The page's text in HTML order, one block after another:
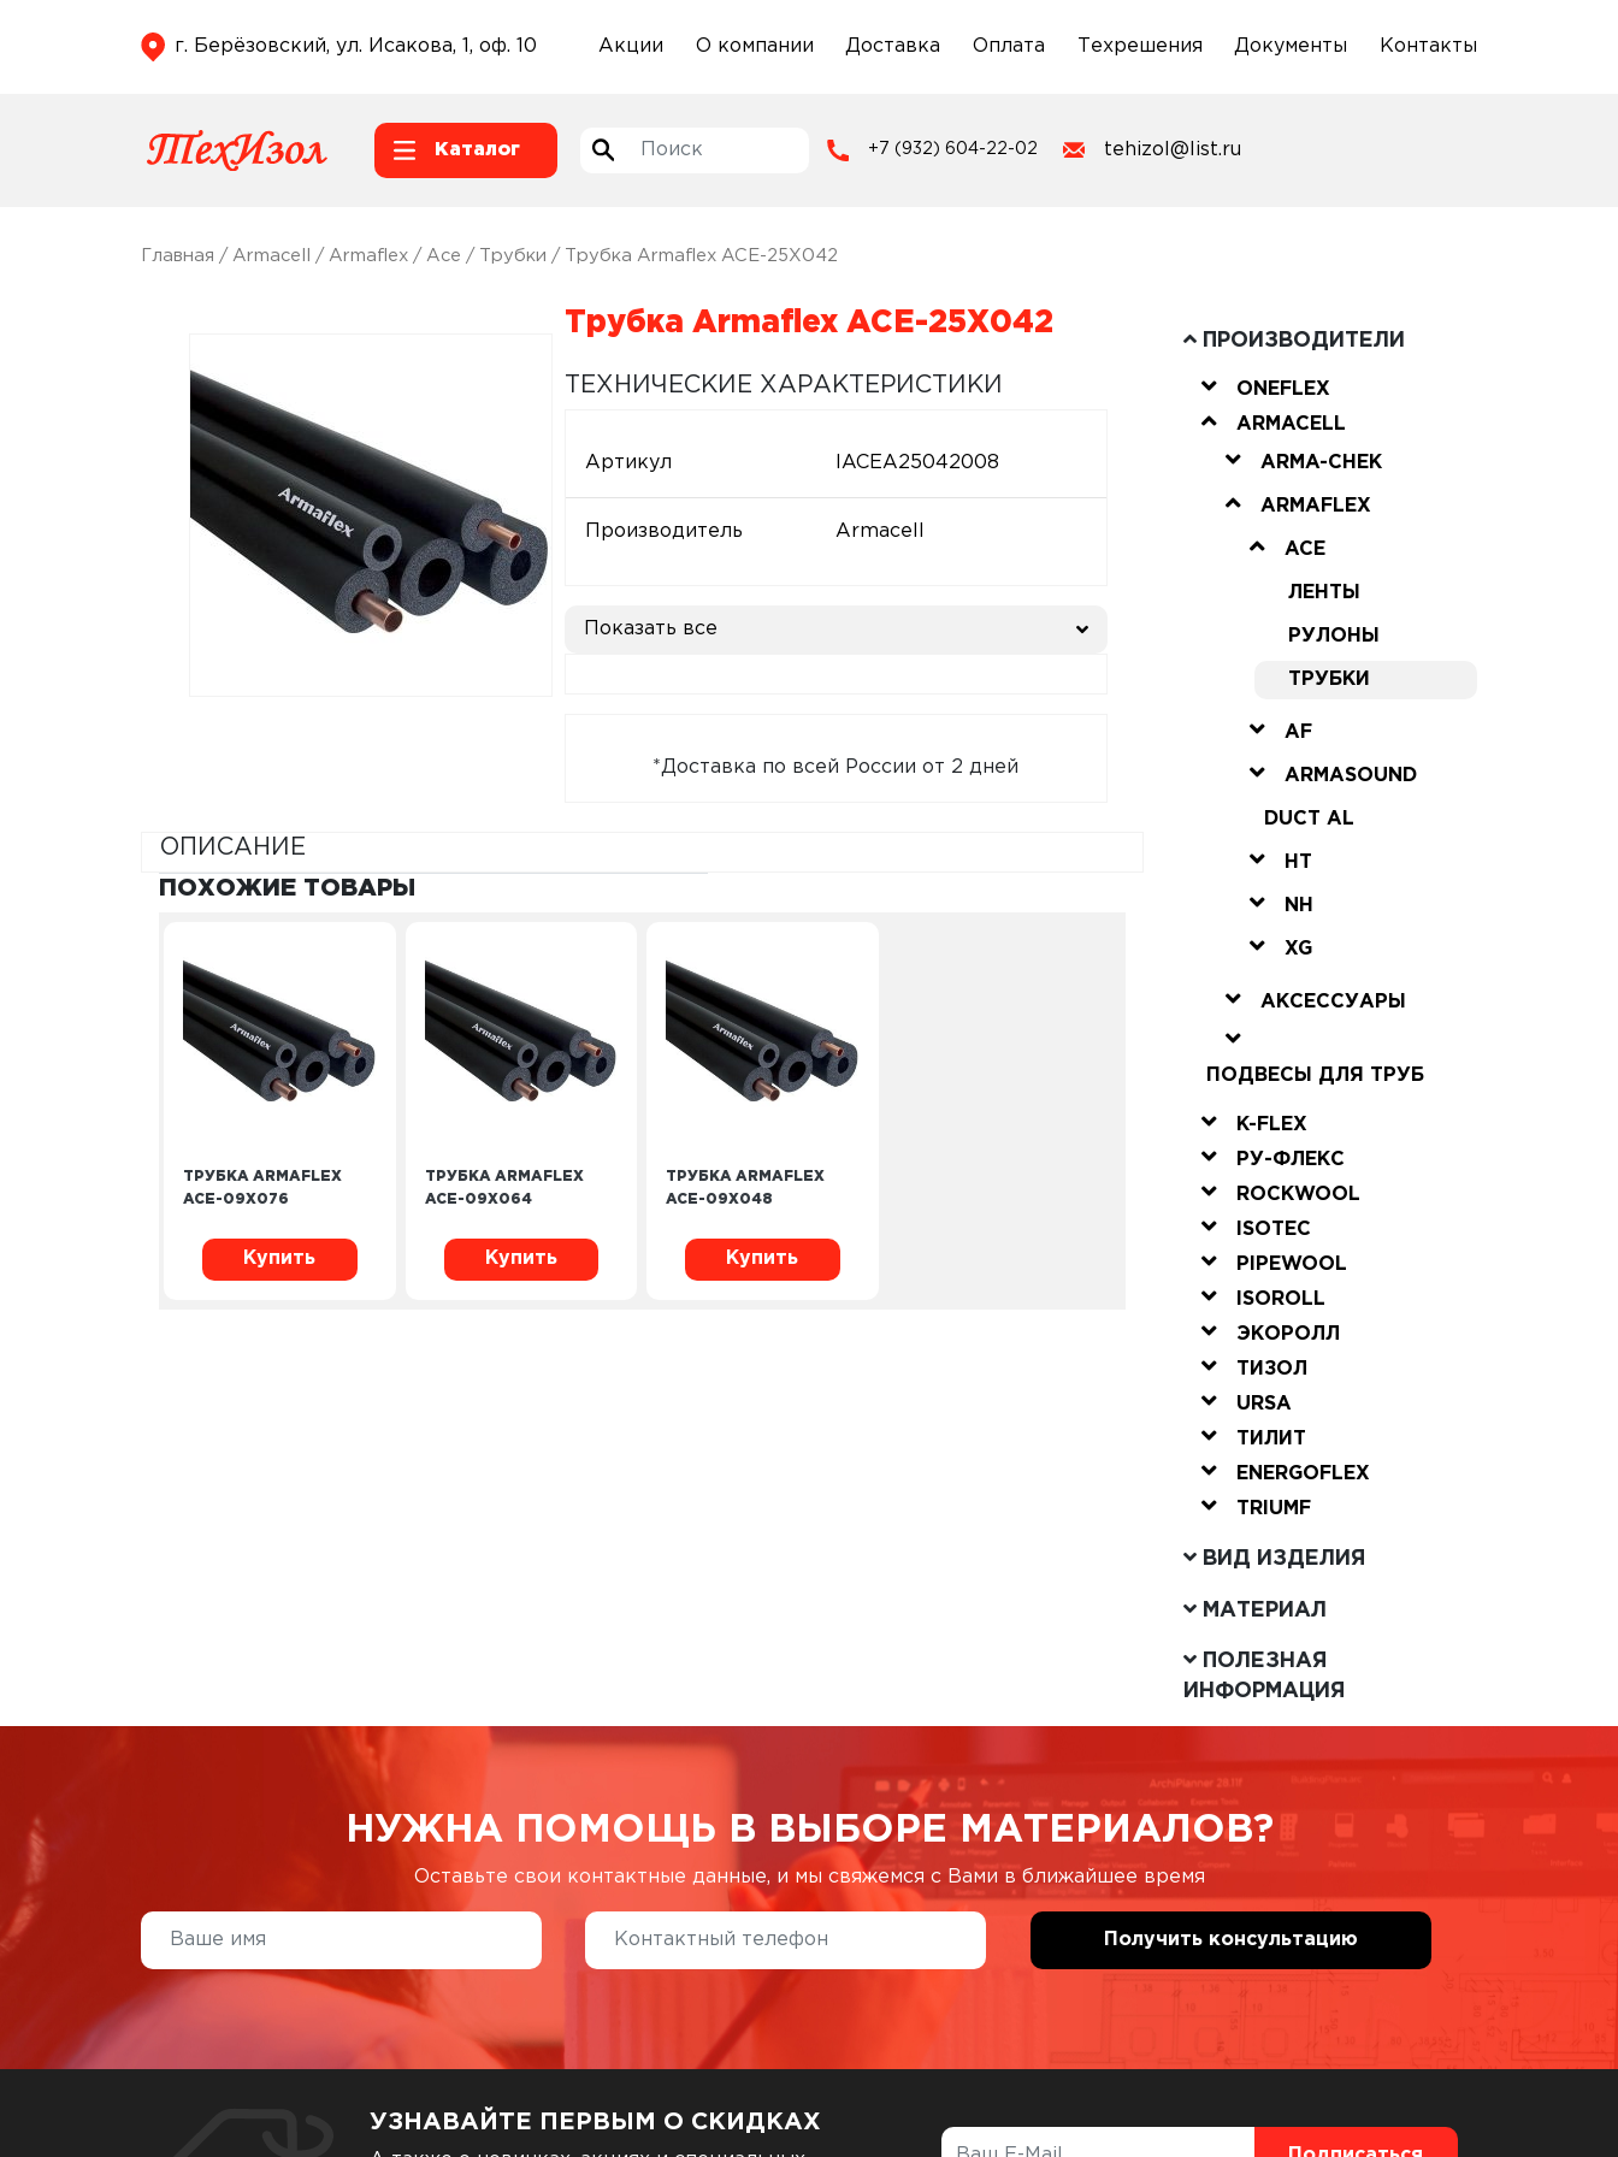
г. Берёзовский, ул. Исакова, 1, оф. 10 Акции О компании Доставка Оплата Техрешения Документы Контакты
Каталог +7 (932) 604-22-02 tehizol@list.ru
Главная / Armacell / Armaflex / Ace / Трубки / Трубка Armaflex ACE-25X042
Трубка Armaflex ACE-25X042
ТЕХНИЧЕСКИЕ ХАРАКТЕРИСТИКИ
Артикул IACEA25042008
Производитель Armacell
Показать все
*Доставка по всей России от 2 дней
ОПИСАНИЕ
ПОХОЖИЕ ТОВАРЫ
ТРУБКА ARMAFLEX
ACE-09X076
Купить
ТРУБКА ARMAFLEX
ACE-09X064
Купить
ТРУБКА ARMAFLEX
ACE-09X048
Купить
ПРОИЗВОДИТЕЛИ
ONEFLEX
ARMACELL
ARMA-CHEK
ARMAFLEX
ACE
ЛЕНТЫ
РУЛОНЫ
ТРУБКИ
AF
ARMASOUND
DUCT AL
HT
NH
XG
АКСЕССУАРЫ
ПОДВЕСЫ ДЛЯ ТРУБ
K-FLEX
РУ-ФЛЕКС
ROCKWOOL
ISOTEC
PIPEWOOL
ISOROLL
ЭКОРОЛЛ
ТИЗОЛ
URSA
ТИЛИТ
ENERGOFLEX
TRIUMF
ВИД ИЗДЕЛИЯ
МАТЕРИАЛ
ПОЛЕЗНАЯ
ИНФОРМАЦИЯ
НУЖНА ПОМОЩЬ В ВЫБОРЕ МАТЕРИАЛОВ?
Оставьте свои контактные данные, и мы свяжемся с Вами в ближайшее время
УЗНАВАЙТЕ ПЕРВЫМ О СКИДКАХ